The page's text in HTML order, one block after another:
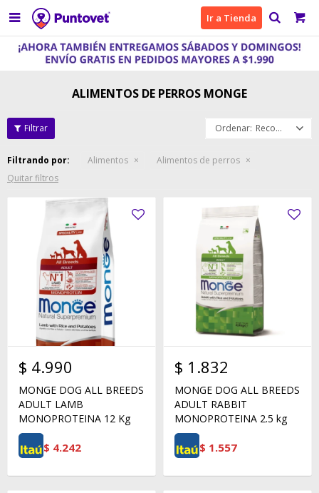
 Ir a Tienda
ALIMENTOS DE PERROS MONGE
Recomendados
Filtrando por: Alimentos
Alimentos de perros
Quitar filtros
$ 4.990
MONGE DOG ALL BREEDS
ADULT LAMB
MONOPROTEINA 12 Kg
$ 4.242
$ 1.832
MONGE DOG ALL BREEDS
ADULT RABBIT
MONOPROTEINA 2.5 kg
$ 1.557